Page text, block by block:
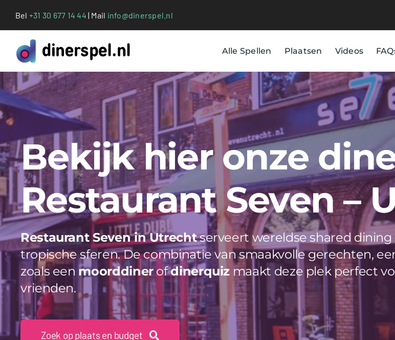
Bel +31 30 677 14 44 | Mail info@dinerspel.nl
Alle Spellen Plaatsen Videos
Bekijk hier onze
Restaurant Seven –
Restaurant Seven in Utrechtserveert wereldse shared
tropische sferen. De combinatie van smaakvolle gerechten,
zoals een moorddinerofdinerquiz maakt deze plek perfect
vrienden.
Zoek op plaats en budget